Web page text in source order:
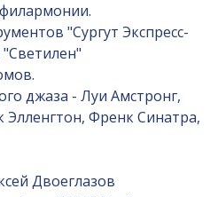
"Сургут Экспресс-
джаза - Луи Амстронг,
Френк Синатра,
Двоеглазов